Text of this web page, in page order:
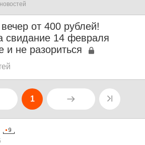
от 400 рублей!
свидание 14 февраля
и не разориться
1